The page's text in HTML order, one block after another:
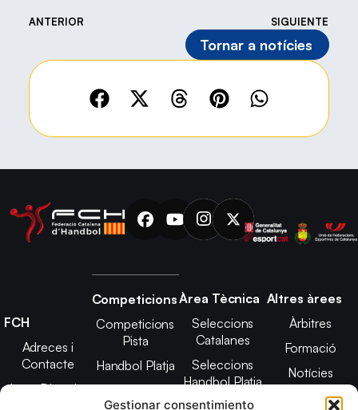
Gestionar consentimiento
ANTERIOR SIGUIENTE
Tornar a notícies
FCH
Adreces i
Contacte
Junta Directiva
Competicions
Competicions
Pista
Handbol Platja
Àrea Tècnica
Seleccions
Catalanes
Seleccions
Handbol Platja
Tecnificació
Altres àrees
Àrbitres
Formació
Notícies
Adreces de